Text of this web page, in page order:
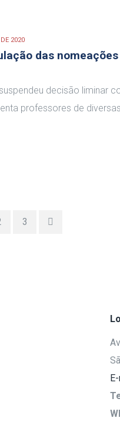
2020
das
decisão liminar
professores de
3